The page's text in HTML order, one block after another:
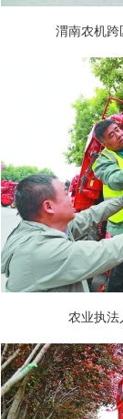
渭南农机跨区
农业执法人